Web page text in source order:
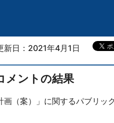
新日：2021年4月1日
メントの結果
（案）」に関するパブリッ